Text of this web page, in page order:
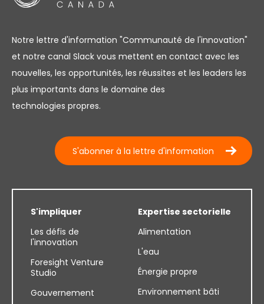
Notre lettre d'information "Communauté de l'innovation"
et notre canal Slack vous mettent en contact avec les
nouvelles, les opportunités, les réussites et les leaders les
plus importants dans le domaine des
technologies propres.
S'abonner à la lettre d'information
S'impliquer
Les défis de
l'innovation
Foresight Venture
Studio
Gouvernement
Expertise sectorielle
Alimentation
L'eau
Énergie propre
Environnement bâti